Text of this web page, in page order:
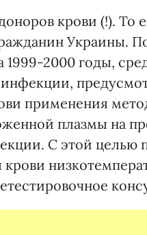
крови (!). То
Украины.
2000 годы,
применения
плазмы на
С этой целью
крови